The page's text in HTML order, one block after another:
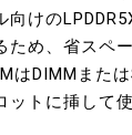
けの
ため、省スペ
はDIMMまた
トに挿して使